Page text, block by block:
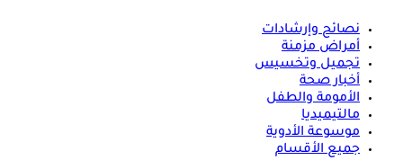
نصائح وإرشادات
أمراض مزمنة
تجميل وتخسيس
أخبار صحة
الأمومة والطفل
مالتيميديا
موسوعة الأدوية
جميع الأقسام